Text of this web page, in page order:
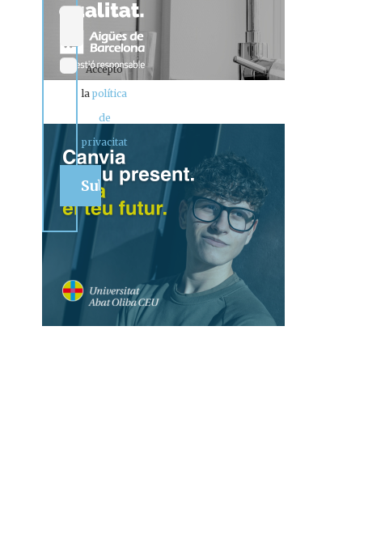
Accepto
lapolítica
de
privacitat